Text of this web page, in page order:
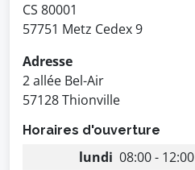
CS 80001
57751 Metz Cedex 9
Adresse
2 allée Bel-Air
57128 Thionville
Horaires d'ouverture
lundi 08:00 -